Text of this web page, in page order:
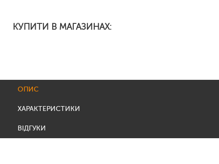
КУПИТИ В МАГАЗИНАХ:
ОПИС
ХАРАКТЕРИСТИКИ
ВІДГУКИ